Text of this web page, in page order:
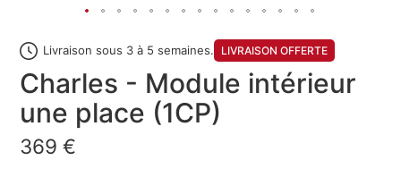
Livraison sous 3 à 5 semaines. LIVRAISON OFFERTE
Charles - Module intérieur
une place (1CP)
369 €